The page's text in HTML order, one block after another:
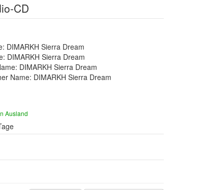
CD
DIMARKH Sierra Dream
DIMARKH Sierra Dream
DIMARKH Sierra Dream
Name: DIMARKH Sierra Dream
Ausland